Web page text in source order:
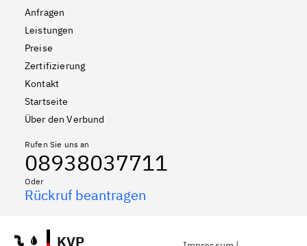
Anfragen
Leistungen
Preise
Zertifizierung
Kontakt
Startseite
Über den Verbund
Rufen Sie uns an
08938037711
Oder
Rückruf beantragen
KVP